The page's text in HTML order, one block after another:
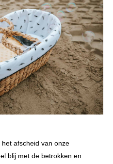
afscheid van onze
blij met de betrokken en